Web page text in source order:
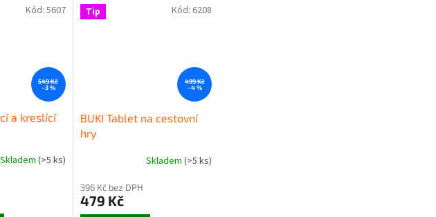
549 Kč
–3 %
a kreslící
Skladem (>5 ks)
Kód: 5607 Tip
499 Kč
–4 %
BUKI Tablet na cestovní
hry
Skladem(>5 ks)
396 Kč bez DPH
479 Kč
Kód: 6208